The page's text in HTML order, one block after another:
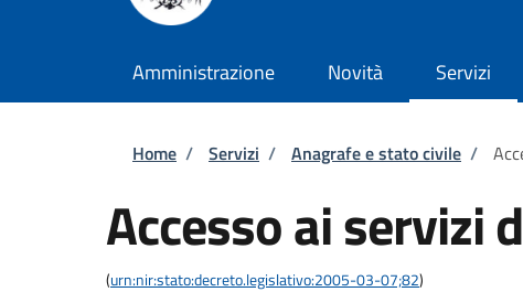
Amministrazione Novità Servizi
Briciole di pane
Home / Servizi / Anagrafe e stato civile /
Accesso ai servizi
(urn:nir:stato:decreto.legislativo:2005-03-07;82)